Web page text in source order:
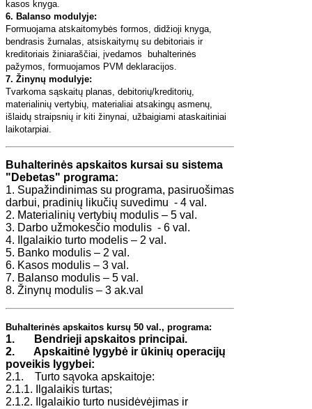
kasos knyga.
6. Balanso modulyje:
Formuojama atskaitomybės formos, didžioji knyga,
bendrasis žurnalas, atsiskaitymų su debitoriais ir
kreditoriais žiniaraščiai, įvedamos buhalterinės
pažymos, formuojamos PVM deklaracijos.
7. Žinynų modulyje:
Tvarkoma sąskaitų planas, debitorių/kreditorių,
materialinių vertybių, materialiai atsakingų asmenų,
išlaidų straipsnių ir kiti žinynai, užbaigiami ataskaitiniai
laikotarpiai.
Buhalterinės apskaitos kursai su sistema
"Debetas" programa:
1. Supažindinimas su programa, pasiruošimas
darbui, pradinių likučių suvedimu - 4 val.
2. Materialinių vertybių modulis – 5 val.
3. Darbo užmokesčio modulis - 6 val.
4. Ilgalaikio turto modelis – 2 val.
5. Banko modulis – 2 val.
6. Kasos modulis – 3 val.
7. Balanso modulis – 5 val.
8. Žinynų modulis – 3 ak.val
Buhalterinės apskaitos kursų 50 val., programa:
1. Bendrieji apskaitos principai.
2. Apskaitinė lygybė ir ūkinių operacijų
poveikis lygybei:
2.1. Turto sąvoka apskaitoje:
2.1.1. Ilgalaikis turtas;
2.1.2. Ilgalaikio turto nusidėvėjimas ir